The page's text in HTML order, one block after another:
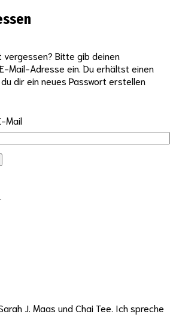
vergessen? Bitte gib deinen
Mail-Adresse ein. Du erhältst einen
dir ein neues Passwort erstellen
Mail
J. Maas und Chai Tee. Ich spreche